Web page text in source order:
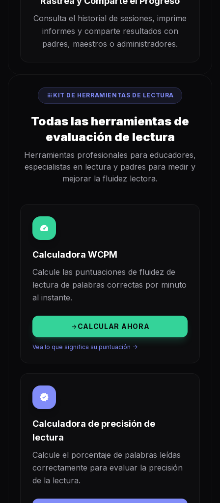
Consulta el historial de sesiones, imprime
informes y comparte resultados con
padres, maestros o administradores.
apps KIT DE HERRAMIENTAS DE LECTURA
Todas las herramientas de
evaluación de lectura
Herramientas profesionales para educadores,
especialistas en lectura y padres para medir y
mejorar la fluidez lectora.
speed
Calculadora WCPM
Calcule las puntuaciones de fluidez de
lectura de palabras correctas por minuto
al instante.
arrow_forwardCALCULAR AHORA
Vea lo que significa su puntuación ->
verified
Calculadora de precisión de
lectura
Calcule el porcentaje de palabras leídas
correctamente para evaluar la precisión
de la lectura.